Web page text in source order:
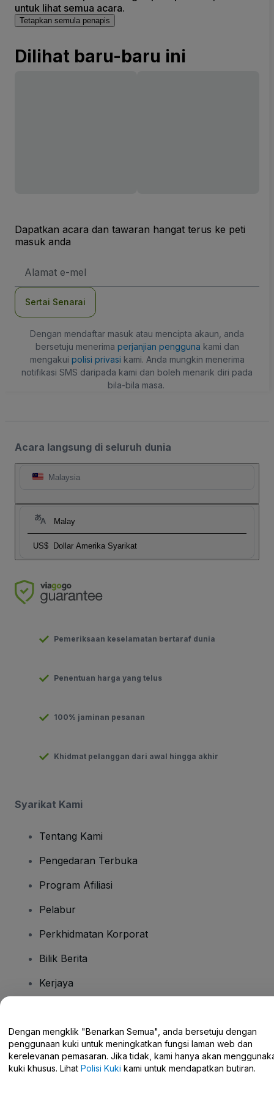
untuk lihat semua acara.
Tetapkan semula penapis
Dilihat baru-baru ini
Dapatkan acara dan tawaran hangat terus ke peti
masuk anda
E-
Sertai Senarai
Dengan mendaftar masuk atau mencipta akaun, anda
bersetuju menerima perjanjian pengguna kami dan
mengakui polisi privasi kami. Anda mungkin menerima
notifikasi SMS daripada kami dan boleh menarik diri pada
bila-bila masa.
Acara langsung di seluruh dunia
Malaysia
Malay
US$ Dollar Amerika Syarikat
Pemeriksaan keselamatan bertaraf dunia
Penentuan harga yang telus
100% jaminan pesanan
Khidmat pelanggan dari awal hingga akhir
Syarikat Kami
Tentang Kami
Pengedaran Terbuka
Program Afiliasi
Pelabur
Perkhidmatan Korporat
Bilik Berita
Kerjaya
Pusat Bantuan / Hubungi Kami
Dengan mengklik "Benarkan Semua", anda bersetuju dengan
penggunaan kuki untuk meningkatkan fungsi laman web dan
kerelevanan pemasaran. Jika tidak, kami hanya akan
kuki khusus. Lihat Polisi Kuki kami untuk mendapatkan butiran.